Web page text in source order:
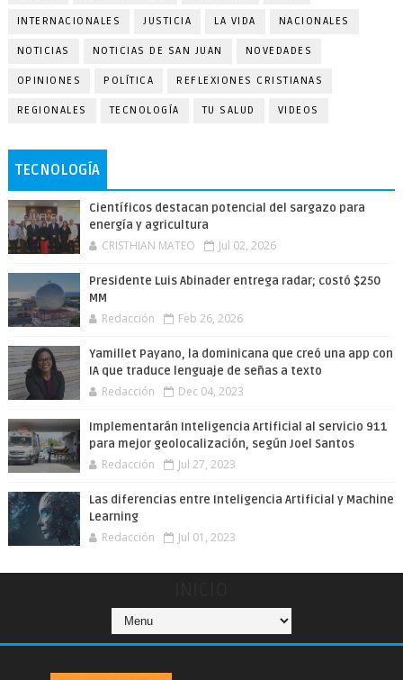
INTERNACIONALES JUSTICIA LA VIDA NACIONALES
NOTICIAS NOTICIAS DE SAN JUAN NOVEDADES
OPINIONES POLÍTICA REFLEXIONES CRISTIANAS
REGIONALES TECNOLOGÍA TU SALUD VIDEOS
TECNOLOGÍA
Científicos destacan potencial del sargazo para
energía y agricultura
CRISTHIAN MATEO Jul 02, 2026
Presidente Luis Abinader entrega radar; costó $250
MM
Redacción Feb 26, 2026
Yamillet Payano, la dominicana que creó una app con
IA que traduce lenguaje de señas a texto
Redacción Dec 04, 2023
Implementarán Inteligencia Artificial al servicio 911
para mejor geolocalización, según Joel Santos
Redacción Jul 27, 2023
Las diferencias entre Inteligencia Artificial y Machine
Learning
Redacción Jul 01, 2023